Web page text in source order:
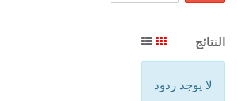
النتائج
لا يوجد ردود